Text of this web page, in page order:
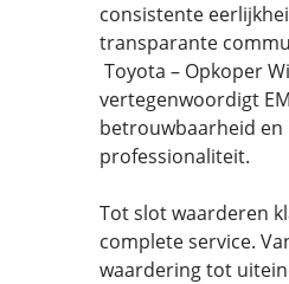
consistente
transparante
Toyota – Opkoper
vertegenwoordigt
betrouwbaarheid en
professionaliteit.
Tot slot waarderen
complete service.
waardering tot